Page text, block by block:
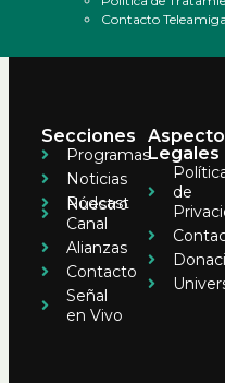
Contacto Teleamiga
Secciones
Programas
Noticias
Pódcast
Nuestro
Canal
Alianzas
Contacto
Señal
en Vivo
Legales
de